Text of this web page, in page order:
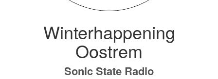
Winterhappening
Oostrem
Sonic State Radio